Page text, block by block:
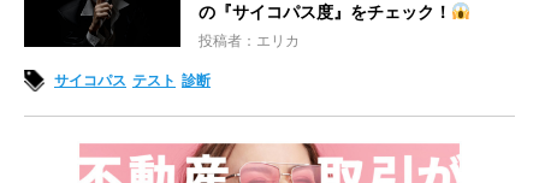
の『サイコパス度』をチェック！
投稿者：エリカ
サイコパス テスト 診断